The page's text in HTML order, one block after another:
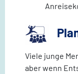
Viele junge
aber wenn